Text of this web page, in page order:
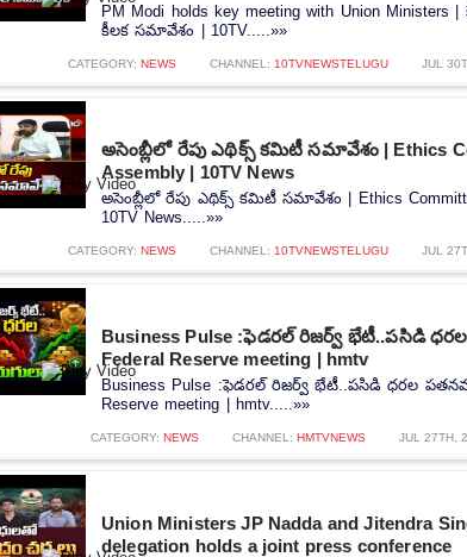
PM Modi holds key meeting with Union
కీలక సమావేశం | 10TV.....»»
CATEGORY: NEWS CHANNEL: 10TVNEWSTELUGU JUL
అసెంబ్లీలో రేపు ఎథిక్స్ కమిటీ సమావేశం | Ethics
Assembly | 10TV News
అసెంబ్లీలో రేపు ఎథిక్స్ కమిటీ సమావేశం | Ethics
10TV News.....»»
CATEGORY: NEWS CHANNEL: 10TVNEWSTELUGU JUL
Business Pulse :ఫెడరల్ రిజర్వ్ భేటీ..పసిడి
Federal Reserve meeting | hmtv
Business Pulse :ఫెడరల్ రిజర్వ్ భేటీ..పసిడి ధరల
Reserve meeting | hmtv.....»»
CATEGORY: NEWS CHANNEL: HMTVNEWS JUL 27TH,
Union Ministers JP Nadda and Jitendra
delegation holds a joint press conference